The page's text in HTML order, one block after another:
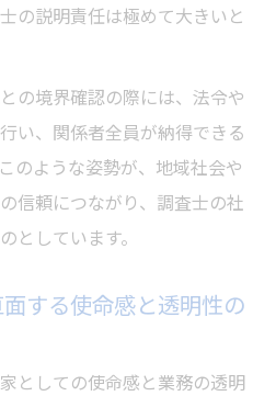
の説明責任は極めて大きいと
の境界確認の際には、法令や
い、関係者全員が納得できる
のような姿勢が、地域社会や
信頼につながり、調査士の社
としています。
する使命感と透明性の
としての使命感と業務の透明